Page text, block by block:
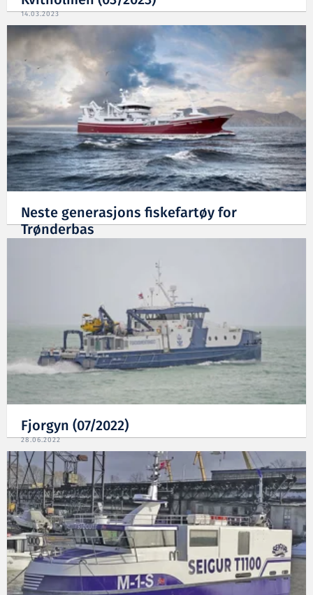
14.03.2023
Neste generasjons fiskefartøy for
Trønderbas
Fjorgyn (07/2022)
28.06.2022